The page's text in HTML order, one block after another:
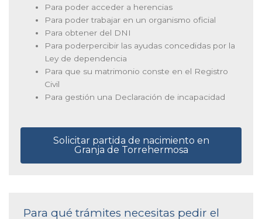
Para poder acceder a herencias
Para poder trabajar en un organismo oficial
Para obtener del DNI
Para poderpercibir las ayudas concedidas por la
Ley de dependencia
Para que su matrimonio conste en el Registro
Civil
Para gestión una Declaración de incapacidad
Solicitar partida de nacimiento en
Granja de Torrehermosa
Para qué trámites necesitas pedir el